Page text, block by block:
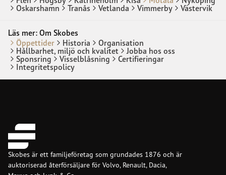
Oskarshamn
Tranås Vetlanda Vimmerby Västervik
Läs mer: Om Skobes
Öppettider
Historia
Organisation
Hållbarhet, miljö och kvalitet
Jobba hos oss
Sponsring
Visselblåsning
Certifieringar
Integritetspolicy
Skobes är ett familjeföretag som grundades 1876 och är
auktoriserad återförsäljare för Volvo, Renault, Dacia,